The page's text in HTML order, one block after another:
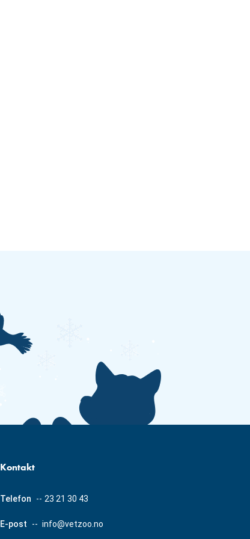
Kontakt
Telefon -- 23 21 30 43
E-post -- info@vetzoo.no